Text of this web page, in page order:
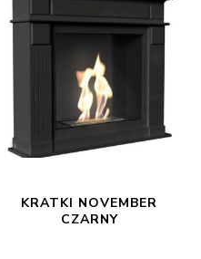
KRATKI NOVEMBER
CZARNY